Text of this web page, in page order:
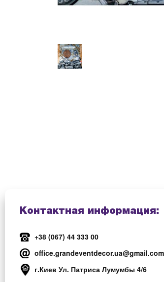
Контактная информация:
+38 (067) 44 333 00
office.grandeventdecor.ua@gmail.com
г.Киев Ул. Патриса Лумумбы 4/6